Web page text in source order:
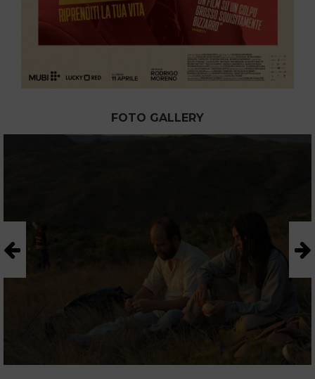
FOTO GALLERY